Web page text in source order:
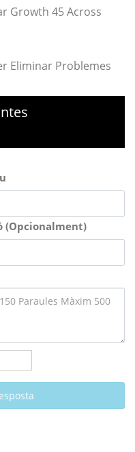
Growth 45 Across
Eliminar Problemes
(Opcionalment)